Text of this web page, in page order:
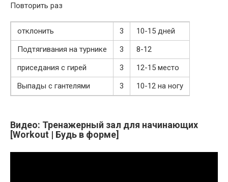
Повторить раз
отклонить 3
10-15 дней
Подтягивания на турнике
3
8-12
приседания с гирей
3
12-15 место
Выпады с гантелями
3 10-12 на ногу
Видео: Тренажерный зал для начинающих
[Workout | Будь в форме]